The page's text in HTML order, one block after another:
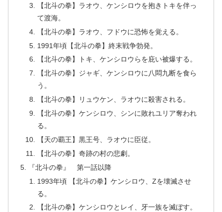
【北斗の拳】ラオウ、ケンシロウを抱きトキを伴っ
て渡海。
【北斗の拳】ラオウ、フドウに恐怖を覚える。
1991年頃【北斗の拳】終末戦争勃発。
【北斗の拳】トキ、ケンシロウらを庇い被爆する。
【北斗の拳】ジャギ、ケンシロウに八悶九断を食ら
う。
【北斗の拳】リュウケン、ラオウに殺害される。
【北斗の拳】ケンシロウ、シンに敗れユリア奪われ
る。
【天の覇王】黒王号、ラオウに臣従。
【北斗の拳】奇跡の村の悲劇。
『北斗の拳』 第一話以降
1993年頃 【北斗の拳】ケンシロウ、Zを壊滅させ
る。
【北斗の拳】ケンシロウとレイ、牙一族を滅ぼす。